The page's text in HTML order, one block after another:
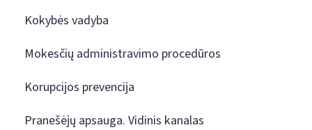
Kokybės vadyba
Mokesčių administravimo procedūros
Korupcijos prevencija
Pranešėjų apsauga. Vidinis kanalas